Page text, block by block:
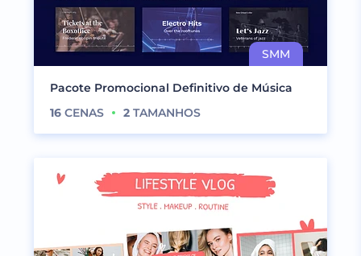
Pacote Promocional Definitivo de Música
16 CENAS 2 TAMANHOS